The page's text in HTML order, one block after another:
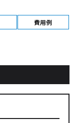
費用例